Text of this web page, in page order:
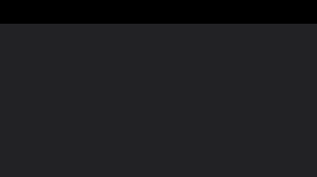
I would like